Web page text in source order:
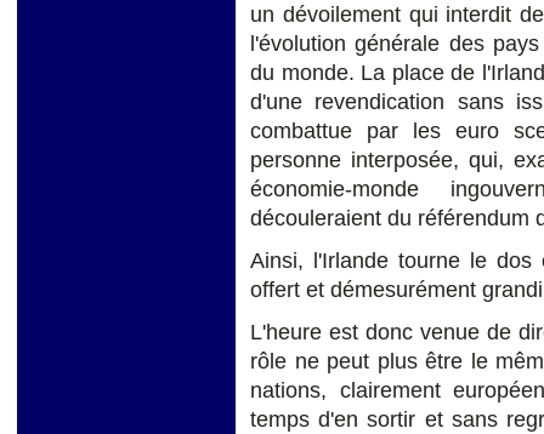
un dévoilement qui interdit
l'évolution générale des
du monde. La place de
d'une revendication sans
combattue par les euro
personne interposée, qui,
économie-monde
découleraient du référendum
Ainsi, l'Irlande tourne le
offert et démesurément
L'heure est donc venue de
rôle ne peut plus être le
nations, clairement
temps d'en sortir et sans